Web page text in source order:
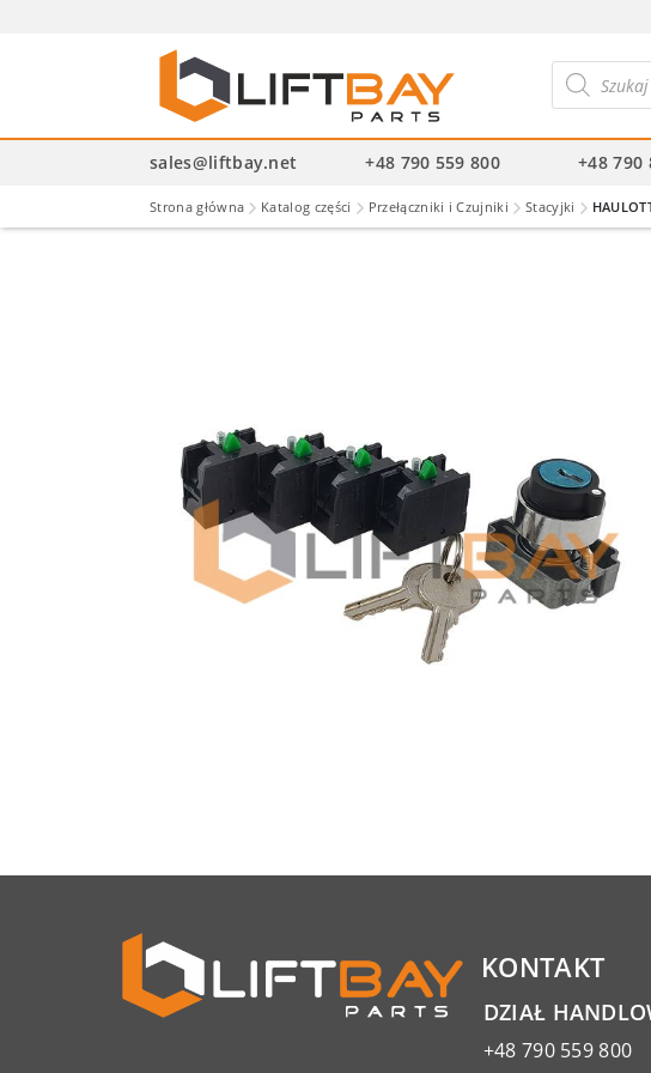
produktów
sales@liftbay.net +48 790 559 800 +48 790
Strona główna Katalog części Przełączniki i Czujniki Stacyjki
KONTAKT
DZIAŁ
+48 790 559 800